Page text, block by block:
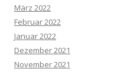
März 2022
Februar 2022
Januar 2022
Dezember 2021
November 2021